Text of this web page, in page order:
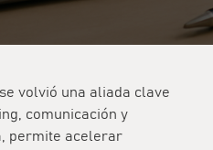
volvió una aliada clave
comunicación y
permite acelerar